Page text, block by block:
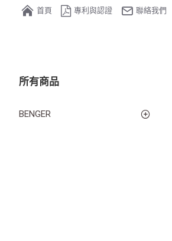
首頁 專利與認證 聯絡我們
所有商品
BENGER